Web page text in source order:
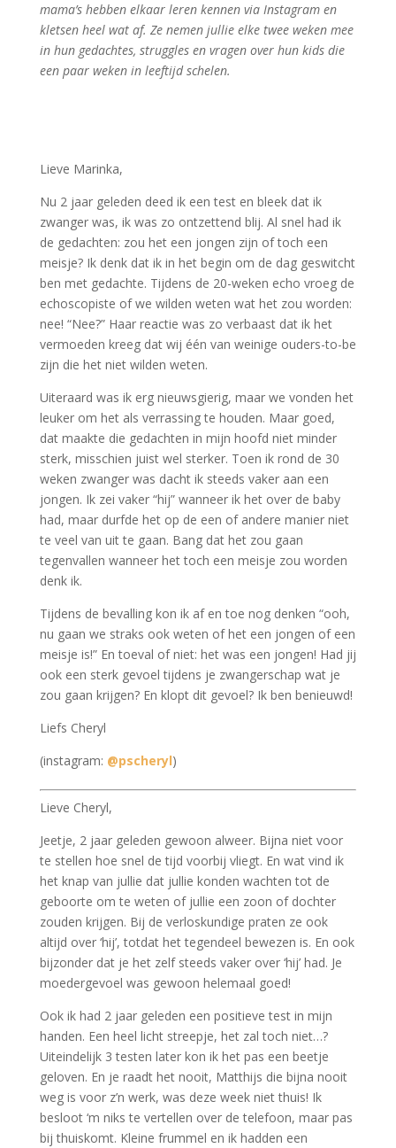
mama’s hebben elkaar leren kennen via Instagram en
kletsen heel wat af. Ze nemen jullie elke twee weken mee
in hun gedachtes, struggles en vragen over hun kids die
een paar weken in leeftijd schelen.
Lieve Marinka,
Nu 2 jaar geleden deed ik een test en bleek dat ik
zwanger was, ik was zo ontzettend blij. Al snel had ik
de gedachten: zou het een jongen zijn of toch een
meisje? Ik denk dat ik in het begin om de dag geswitcht
ben met gedachte. Tijdens de 20-weken echo vroeg de
echoscopiste of we wilden weten wat het zou worden:
nee! “Nee?” Haar reactie was zo verbaast dat ik het
vermoeden kreeg dat wij één van weinige ouders-to-be
zijn die het niet wilden weten.
Uiteraard was ik erg nieuwsgierig, maar we vonden het
leuker om het als verrassing te houden. Maar goed,
dat maakte die gedachten in mijn hoofd niet minder
sterk, misschien juist wel sterker. Toen ik rond de 30
weken zwanger was dacht ik steeds vaker aan een
jongen. Ik zei vaker “hij” wanneer ik het over de baby
had, maar durfde het op de een of andere manier niet
te veel van uit te gaan. Bang dat het zou gaan
tegenvallen wanneer het toch een meisje zou worden
denk ik.
Tijdens de bevalling kon ik af en toe nog denken “ooh,
nu gaan we straks ook weten of het een jongen of een
meisje is!” En toeval of niet: het was een jongen! Had jij
ook een sterk gevoel tijdens je zwangerschap wat je
zou gaan krijgen? En klopt dit gevoel? Ik ben benieuwd!
Liefs Cheryl
(instagram: @pscheryl)
Lieve Cheryl,
Jeetje, 2 jaar geleden gewoon alweer. Bijna niet voor
te stellen hoe snel de tijd voorbij vliegt. En wat vind ik
het knap van jullie dat jullie konden wachten tot de
geboorte om te weten of jullie een zoon of dochter
zouden krijgen. Bij de verloskundige praten ze ook
altijd over ‘hij’, totdat het tegendeel bewezen is. En ook
bijzonder dat je het zelf steeds vaker over ‘hij’ had. Je
moedergevoel was gewoon helemaal goed!
Ook ik had 2 jaar geleden een positieve test in mijn
handen. Een heel licht streepje, het zal toch niet…?
Uiteindelijk 3 testen later kon ik het pas een beetje
geloven. En je raadt het nooit, Matthijs die bijna nooit
weg is voor z’n werk, was deze week niet thuis! Ik
besloot ‘m niks te vertellen over de telefoon, maar pas
bij thuiskomt. Kleine frummel en ik hadden een